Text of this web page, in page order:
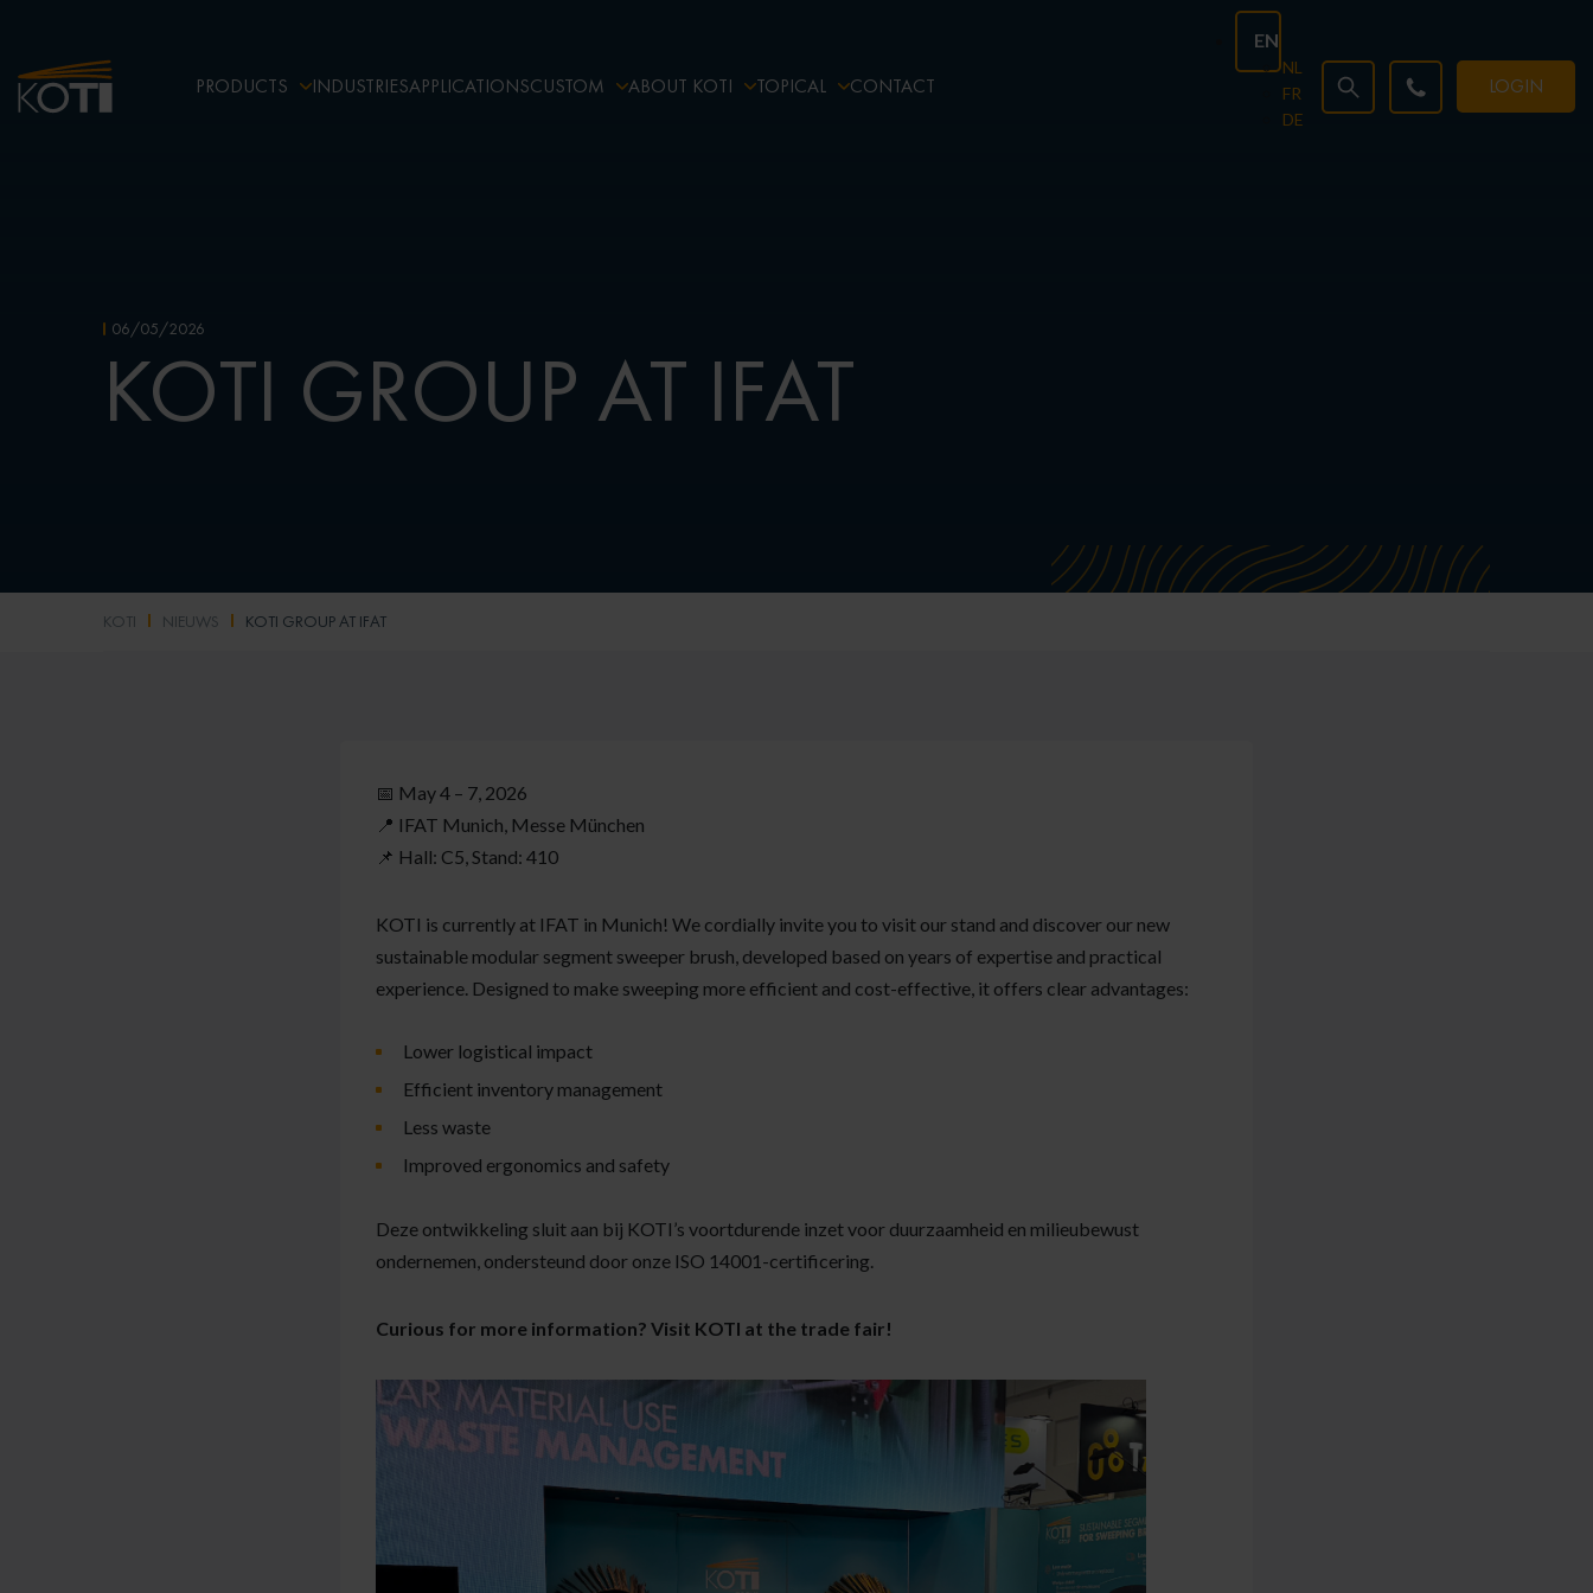
PRODUCTS INDUSTRIESAPPLICATIONSCUSTOM ABOUT KOTI TOPICAL CONTACT
EN
NL
FR
DE
LOGIN
06/05/2026
KOTI GROUP AT IFAT
KOTI NIEUWS KOTI GROUP AT IFAT
📅 May 4 – 7, 2026
📍 IFAT Munich, Messe München
📌 Hall: C5, Stand: 410
KOTI is currently at IFAT in Munich! We cordially invite you to visit our stand and discover our new
sustainable modular segment sweeper brush, developed based on years of expertise and practical
experience. Designed to make sweeping more efficient and cost-effective, it offers clear advantages:
Lower logistical impact
Efficient inventory management
Less waste
Improved ergonomics and safety
Deze ontwikkeling sluit aan bij KOTI’s voortdurende inzet voor duurzaamheid en milieubewust
ondernemen, ondersteund door onze ISO 14001-certificering.
Curious for more information? Visit KOTI at the trade fair!